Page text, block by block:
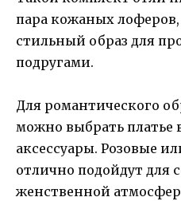
пара кожаных лоферов,
стильный образ для
подругами.
Для романтического
можно выбрать платье
аксессуары. Розовые
отлично подойдут для
женственной